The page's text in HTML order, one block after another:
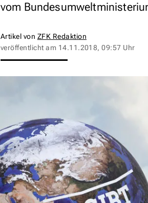
vom
Artikel von ZFK Redaktion
veröffentlicht am 14.11.2018, 09:57 Uhr